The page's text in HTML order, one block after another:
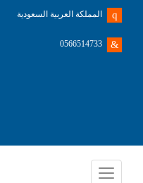
المملكة العربية السعودية
0566514733